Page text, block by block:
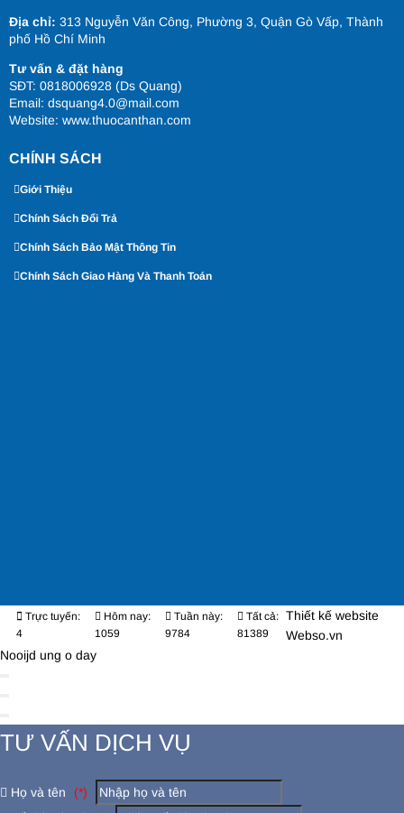
Địa chỉ: 313 Nguyễn Văn Công, Phường 3, Quận Gò Vấp, Thành
phố Hồ Chí Minh
Tư vấn & đặt hàng
SĐT: 0818006928 (Ds Quang)
Email: dsquang4.0@mail.com
Website: www.thuocanthan.com
CHÍNH SÁCH
Giới Thiệu
Chính Sách Đổi Trả
Chính Sách Bảo Mật Thông Tin
Chính Sách Giao Hàng Và Thanh Toán
Trực tuyến:
4
Hôm nay:
1059
Tuần này:
9784
Tất cả:
81389
Thiết kế website
Webso.vn
Nooijd ung o day
TƯ VẤN DỊCH VỤ
Họ và tên
(*)